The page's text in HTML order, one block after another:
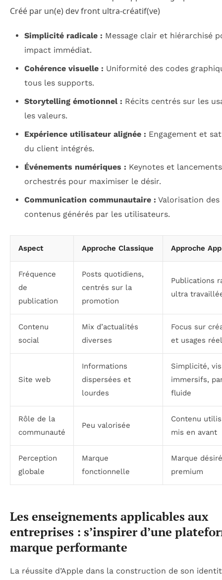
Créé par un(e) dev front ultra-créatif(ve)
Simplicité radicale : Message clair et hiérarchisé
impact immédiat.
Cohérence visuelle : Uniformité des codes
tous les supports.
Storytelling émotionnel : Récits centrés sur les
les valeurs.
Expérience utilisateur alignée : Engagement et
du client intégrés.
Événements numériques : Keynotes et lancements
orchestrés pour maximiser le désir.
Communication communautaire : Valorisation des
contenus générés par les utilisateurs.
Aspect Approche Classique Approche
Fréquence
de
publication
Posts quotidiens,
centrés sur la
promotion
Publications
ultra
Contenu
social
Mix d’actualités
diverses
Focus sur
et usages
Site web
Informations
dispersées et
lourdes
Simplicité,
immersifs,
fluide
Rôle de la
communauté
Peu valorisée
Contenu
mis en avant
Perception
globale
Marque
fonctionnelle
Marque
premium
Les enseignements applicables aux
entreprises : s’inspirer d’une
marque performante
La réussite d’Apple dans la construction de son